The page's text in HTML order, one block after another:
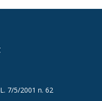
7/5/2001 n. 62